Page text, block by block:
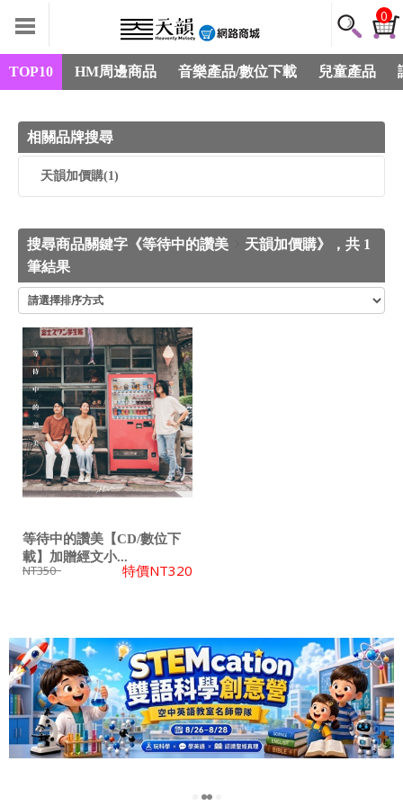
0
TOP10 HM周邊商品 音樂產品/數位下載 兒童產品
相關品牌搜尋
天韻加價購(1)
搜尋商品關鍵字《等待中的讚美
天韻加價購》，共 1
筆結果
等待中的讚美【CD/數位下
載】加贈經文小...
NT350 特價NT320